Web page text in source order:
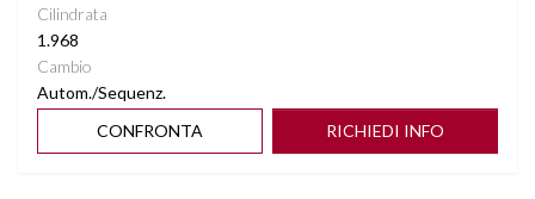
Cilindrata
1.968
Cambio
Autom./Sequenz.
CONFRONTA
RICHIEDI INFO